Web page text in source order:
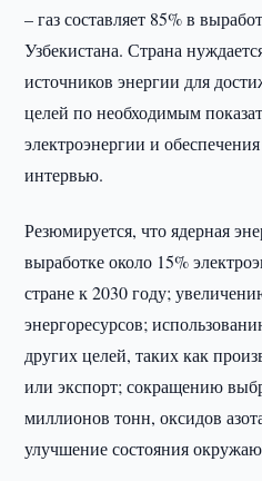
– газ составляет 85% в
Узбекистана. Страна
источников энергии для
целей по необходимым
электроэнергии и
интервью.
Резюмируется, что ядерная
выработке около 15%
стране к 2030 году;
энергоресурсов;
других целей, таких как
или экспорт; сокращению
миллионов тонн, оксидов
улучшение состояния